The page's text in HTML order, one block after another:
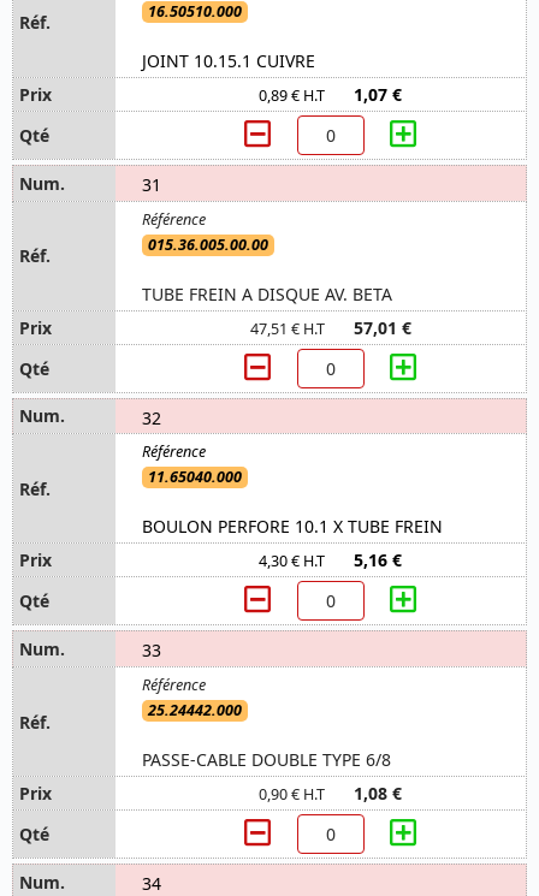
16.50510.000
JOINT 10.15.1 CUIVRE
0,89 € H.T 1,07 €
31
015.36.005.00.00
TUBE FREIN A DISQUE AV. BETA
47,51 € H.T 57,01 €
32
11.65040.000
BOULON PERFORE 10.1 X TUBE FREIN
4,30 € H.T 5,16 €
33
25.24442.000
PASSE-CABLE DOUBLE TYPE 6/8
0,90 € H.T 1,08 €
34